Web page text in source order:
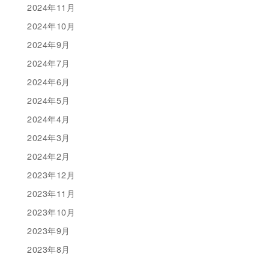
2024年11月
2024年10月
2024年9月
2024年7月
2024年6月
2024年5月
2024年4月
2024年3月
2024年2月
2023年12月
2023年11月
2023年10月
2023年9月
2023年8月